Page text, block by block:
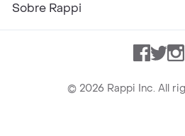
Sobre Rappi
Facebook
Twitter
© 2026 Rappi Inc. All